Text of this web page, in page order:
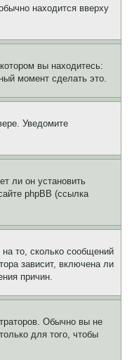
находится вверху
вы находитесь:
момент сделать это.
Уведомите
ли он установить
phpBB (ссылка
то, сколько сообщений
зависит, включена ли
причин.
Обычно вы не
для того, чтобы